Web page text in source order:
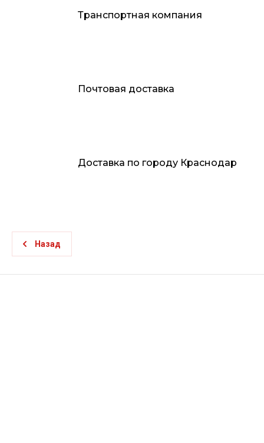
Транспортная компания
Почтовая доставка
Доставка по городу Краснодар
Назад